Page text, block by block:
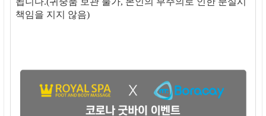
책임을 지지 않음)